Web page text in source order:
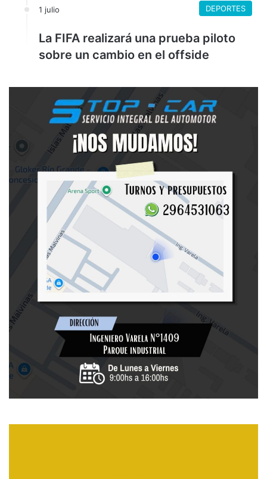
1 julio DEPORTES
La FIFA realizará una prueba piloto
sobre un cambio en el offside